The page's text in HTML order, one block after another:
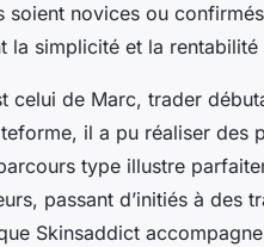
soient novices ou
la simplicité et la
celui de Marc, trader
il a pu réaliser des
type illustre
passant d’initiés à des
Skinsaddict